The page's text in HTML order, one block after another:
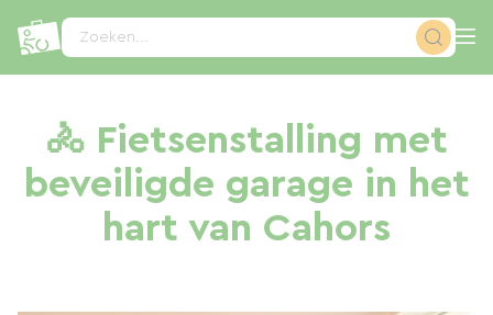
Zoeken...
🚴 Fietsenstalling met
beveiligde garage in het
hart van Cahors
Cookies beheer paneel